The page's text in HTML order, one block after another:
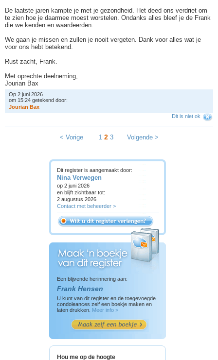
De laatste jaren kampte je met je gezondheid. Het deed ons verdriet om
te zien hoe je daarmee moest worstelen. Ondanks alles bleef je de Frank
die we kenden en waardeerden.
We gaan je missen en zullen je nooit vergeten. Dank voor alles wat je
voor ons hebt betekend.
Rust zacht, Frank.
Met oprechte deelneming,
Jourian Bax
Op 2 juni 2026
om 15:24 getekend door:
Jourian Bax
Dit is niet ok
< Vorige 1 2 3 Volgende >
Dit register is aangemaakt door:
Nina Verwegen
op 2 juni 2026
en blijft zichtbaar tot:
2 augustus 2026
Contact met beheerder >
Een blijvende herinnering aan:
Frank Hensen
U kunt van dit register en de toegevoegde
condoleances zelf een boekje maken en
laten drukken. Meer info >
Hou me op de hoogte